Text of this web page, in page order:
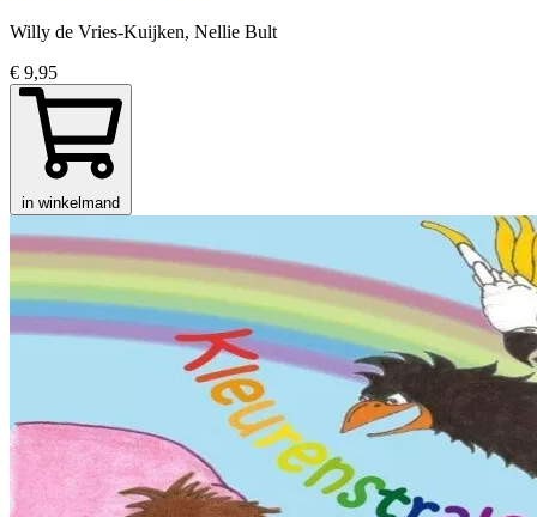
Willy de Vries-Kuijken, Nellie Bult
€ 9,95
in winkelmand